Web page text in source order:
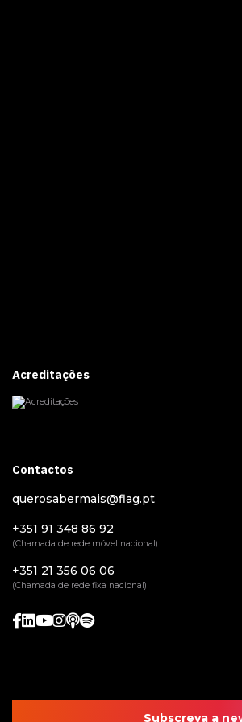
Acreditações
Contactos
querosabermais@flag.pt
+351 91 348 86 92
(Chamada de rede móvel nacional)
+351 21 356 06 06
(Chamada de rede fixa nacional)
Subscreva a